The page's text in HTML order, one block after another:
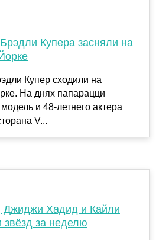
Купера засняли на
Купер сходили на
На днях папарацци
и 48-летнего актера
V...
Джиджи Хадид и Кайли
звёзд за неделю